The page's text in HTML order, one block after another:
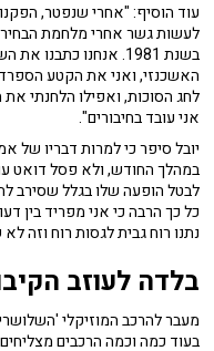
עוד הוסיף: "אחרי שנפטר,
לעשות גשר אחרי מלחמת
בשנת 1981. אנחנו
האשכנזי, ואני את הקטע
לחג הסוכות, ואפילו הלחנתי את
אני עובד בחיבורים".
יובל סיפר כי למרות דבריו של
במהלך החודש, ולא פסל דואט
לבטל הופעה שלו בגלל שסירב
כל כך הרבה כי אני מפריד בין
נתנו רוח גבית לגסות רוח וזה
בלדה לעוזב
מעבר להרכב המוזיקלי
בעוד כמה וכמה הרכבים